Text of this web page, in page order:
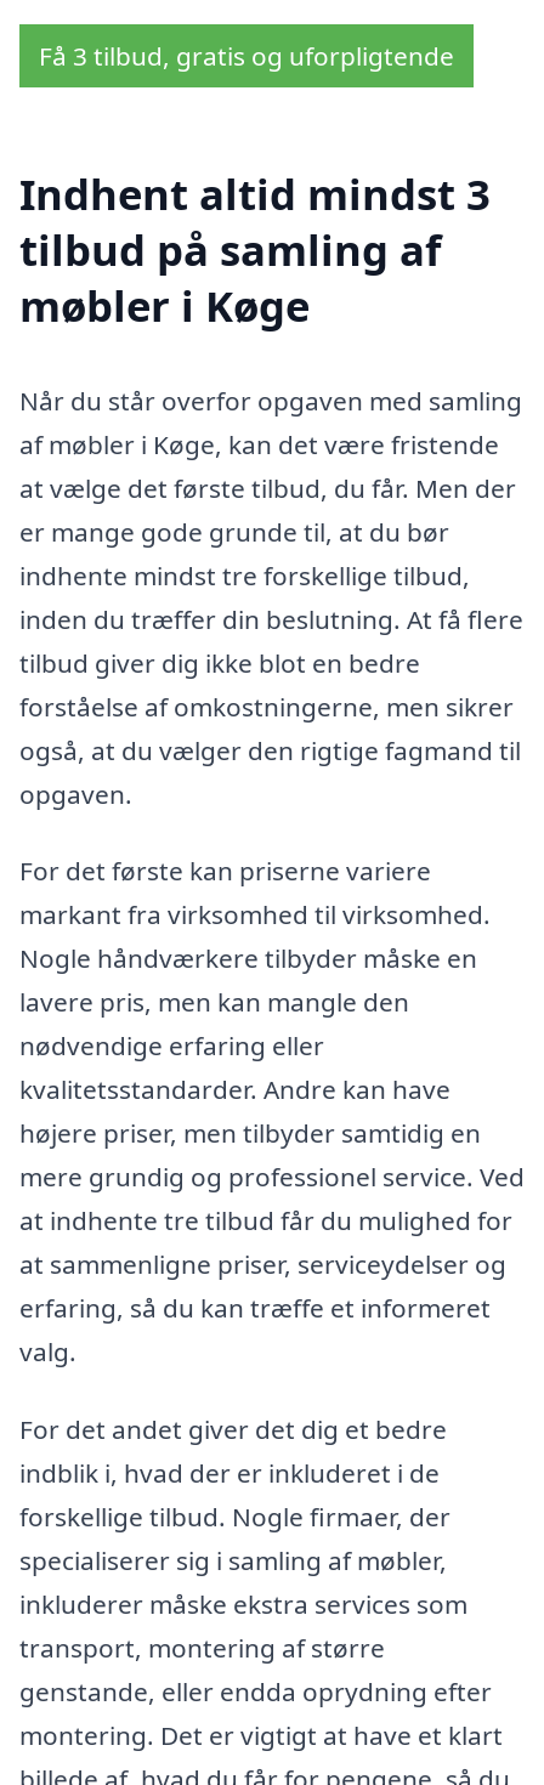
Få 3 tilbud, gratis og uforpligtende
Indhent altid mindst 3
tilbud på samling af
møbler i Køge
Når du står overfor opgaven med samling
af møbler i Køge, kan det være fristende
at vælge det første tilbud, du får. Men der
er mange gode grunde til, at du bør
indhente mindst tre forskellige tilbud,
inden du træffer din beslutning. At få flere
tilbud giver dig ikke blot en bedre
forståelse af omkostningerne, men sikrer
også, at du vælger den rigtige fagmand til
opgaven.
For det første kan priserne variere
markant fra virksomhed til virksomhed.
Nogle håndværkere tilbyder måske en
lavere pris, men kan mangle den
nødvendige erfaring eller
kvalitetsstandarder. Andre kan have
højere priser, men tilbyder samtidig en
mere grundig og professionel service. Ved
at indhente tre tilbud får du mulighed for
at sammenligne priser, serviceydelser og
erfaring, så du kan træffe et informeret
valg.
For det andet giver det dig et bedre
indblik i, hvad der er inkluderet i de
forskellige tilbud. Nogle firmaer, der
specialiserer sig i samling af møbler,
inkluderer måske ekstra services som
transport, montering af større
genstande, eller endda oprydning efter
montering. Det er vigtigt at have et klart